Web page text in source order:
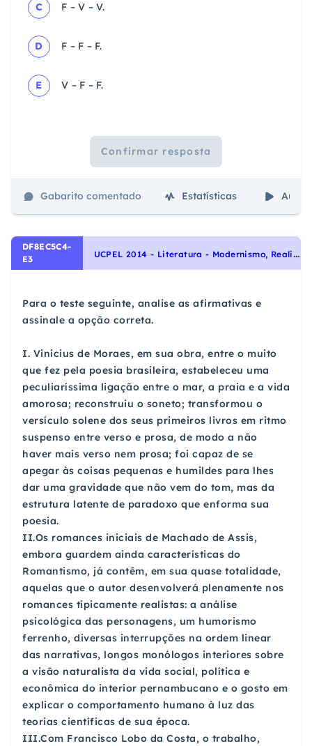
C F – V – V.
D F – F – F.
E V – F – F.
Confirmar resposta
Gabarito comentado Estatísticas Aulas
DF8EC5C4-
E3
U
CPEL 2014 - Literatura - Modernismo, Realismo, Escolas Literárias, Romantismo
Para o teste seguinte, analise as afirmativas e
assinale a opção correta.
I. Vinicius de Moraes, em sua obra, entre o muito
que fez pela poesia brasileira, estabeleceu uma
peculiaríssima ligação entre o mar, a praia e a vida
amorosa; reconstruiu o soneto; transformou o
versículo solene dos seus primeiros livros em ritmo
suspenso entre verso e prosa, de modo a não
haver mais verso nem prosa; foi capaz de se
apegar às coisas pequenas e humildes para lhes
dar uma gravidade que não vem do tom, mas da
estrutura latente de paradoxo que enforma sua
poesia.
II.Os romances iniciais de Machado de Assis,
embora guardem ainda características do
Romantismo, já contêm, em sua quase totalidade,
aquelas que o autor desenvolverá plenamente nos
romances tipicamente realistas: a análise
psicológica das personagens, um humorismo
ferrenho, diversas interrupções na ordem linear
das narrativas, longos monólogos interiores sobre
a visão naturalista da vida social, política e
econômica do interior pernambucano e o gosto em
explicar o comportamento humano à luz das
teorias científicas de sua época.
III.Com Francisco Lobo da Costa, o trabalho,